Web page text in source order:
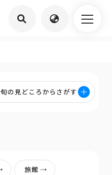
旬の見どころからさがす
旅館